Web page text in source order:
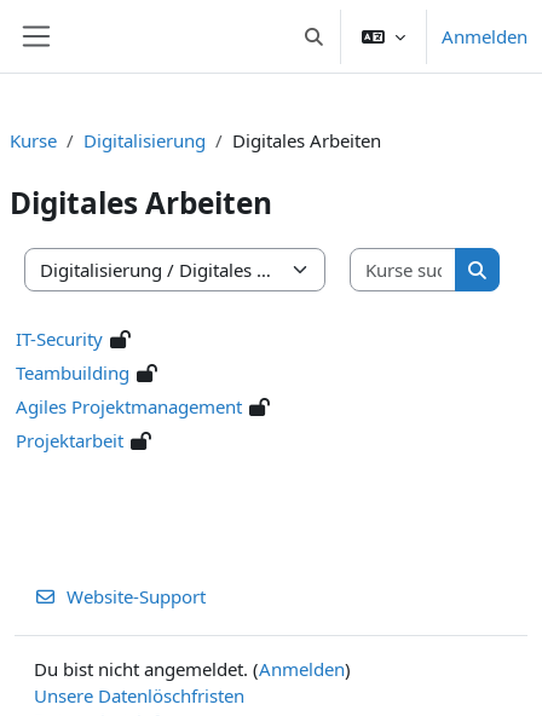
Sucheingabe umschalten
Anmelden
Kurse Digitalisierung Digitales Arbeiten
Digitales Arbeiten
Kursbereiche
Kurse
Kurse
IT-Security
Teambuilding
Agiles Projektmanagement
Projektarbeit
Website-Support
Du bist nicht angemeldet. (Anmelden)
Unsere Datenlöschfristen